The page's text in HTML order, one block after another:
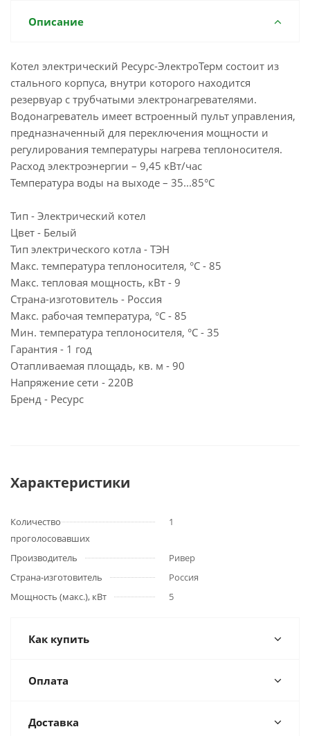
Описание
Котел электрический Ресурс-ЭлектроТерм состоит из
стального корпуса, внутри которого находится
резервуар с трубчатыми электронагревателями.
Водонагреватель имеет встроенный пульт управления,
предназначенный для переключения мощности и
регулирования температуры нагрева теплоносителя.
Расход электроэнергии – 9,45 кВт/час
Температура воды на выходе – 35...85°С
Тип - Электрический котел
Цвет - Белый
Тип электрического котла - ТЭН
Макс. температура теплоносителя, °C - 85
Макс. тепловая мощность, кВт - 9
Страна-изготовитель - Россия
Макс. рабочая температура, °С - 85
Мин. температура теплоносителя, °C - 35
Гарантия - 1 год
Отапливаемая площадь, кв. м - 90
Напряжение сети - 220В
Бренд - Ресурс
Характеристики
Количество
проголосовавших
1
Производитель
Ривер
Страна-изготовитель
Россия
Мощность (макс.), кВт
5
Как купить
Оплата
Доставка